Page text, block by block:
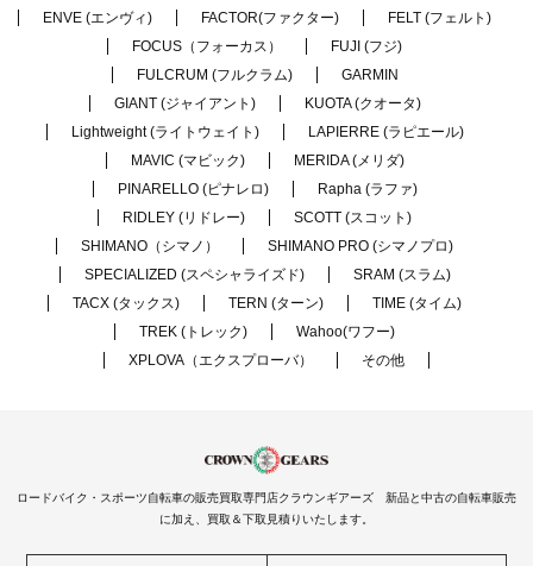
ENVE (エンヴィ)
FACTOR(ファクター)
FELT (フェルト)
FOCUS（フォーカス）
FUJI (フジ)
FULCRUM (フルクラム)
GARMIN
GIANT (ジャイアント)
KUOTA (クオータ)
Lightweight (ライトウェイト)
LAPIERRE (ラピエール)
MAVIC (マビック)
MERIDA (メリダ)
PINARELLO (ピナレロ)
Rapha (ラファ)
RIDLEY (リドレー)
SCOTT (スコット)
SHIMANO（シマノ）
SHIMANO PRO (シマノプロ)
SPECIALIZED (スペシャライズド)
SRAM (スラム)
TACX (タックス)
TERN (ターン)
TIME (タイム)
TREK (トレック)
Wahoo(ワフー)
XPLOVA（エクスプローバ）
その他
ロードバイク・スポーツ自転車の販売買取専門店クラウンギアーズ 新品と中古の自転車販売
に加え、買取＆下取見積りいたします。